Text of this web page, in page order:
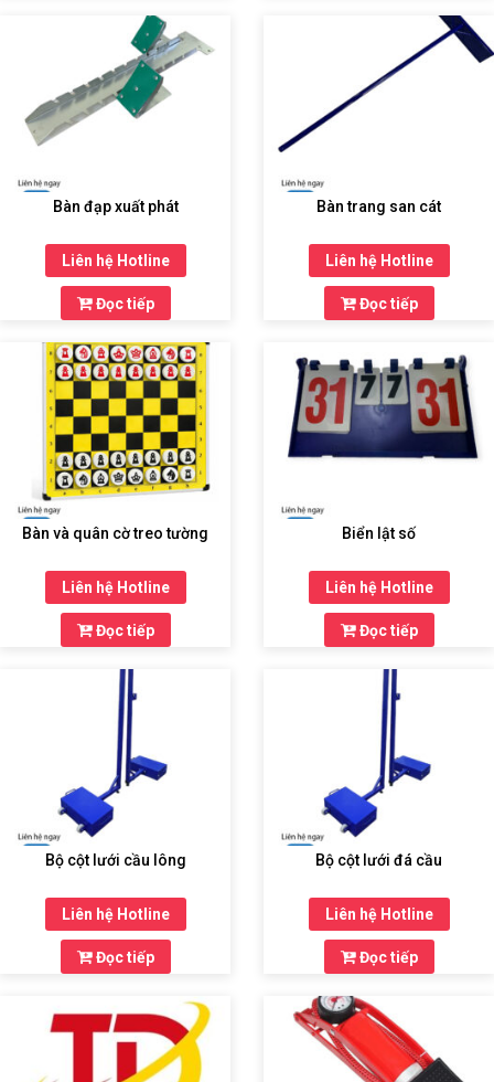
BỊ
CHUNG
Bàn đạp xuất phát
Liên hệ Hotline
Đọc tiếp
Bàn trang san cát
Liên hệ Hotline
Đọc tiếp
Bàn và quân cờ treo tường
Liên hệ Hotline
Đọc tiếp
Biển lật số
Liên hệ Hotline
Đọc tiếp
Bộ cột lưới cầu lông
Liên hệ Hotline
Đọc tiếp
Bộ cột lưới đá cầu
Liên hệ Hotline
Đọc tiếp